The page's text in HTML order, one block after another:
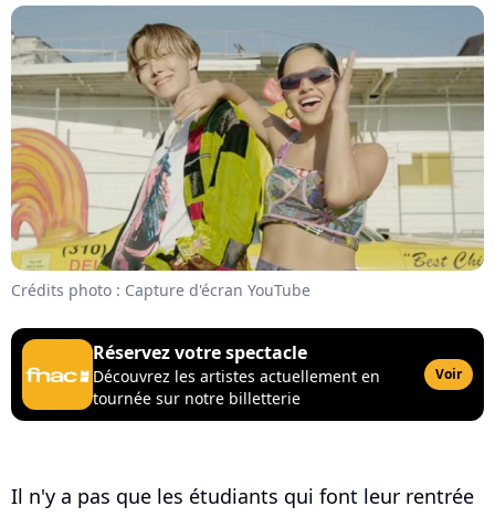
Crédits photo : Capture d'écran YouTube
Réservez votre spectacle
Découvrez les artistes actuellement en
tournée sur notre billetterie
Voir
Il n'y a pas que les étudiants qui font leur rentrée